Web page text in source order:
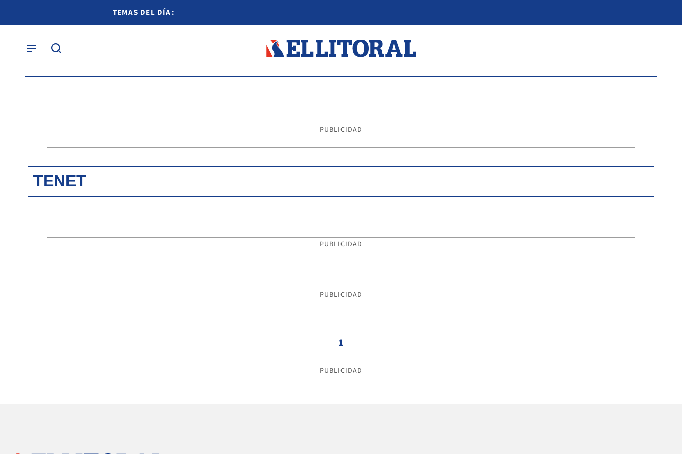
TEMAS DEL DÍA:
PUBLICIDAD
TENET
PUBLICIDAD
PUBLICIDAD
1
PUBLICIDAD